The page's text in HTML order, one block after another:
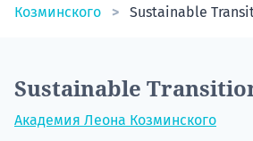
Козминского
Sustainable
Sustainable
Академия Леона Козминского